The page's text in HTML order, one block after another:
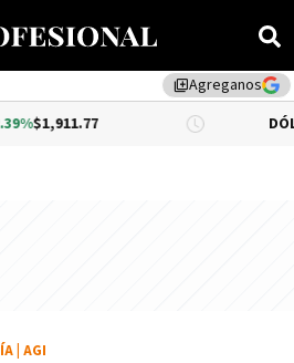
library_addAgreganos
DÓLAR BNA
AGI